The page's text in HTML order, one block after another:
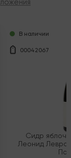
В наличии
00042067
Сидр
Леонид